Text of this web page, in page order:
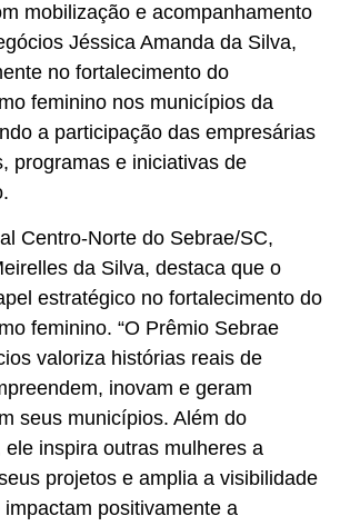
mobilização e acompanhamento
Jéssica Amanda da Silva,
no fortalecimento do
feminino nos municípios da
a participação das empresárias
programas e iniciativas de
Centro-Norte do Sebrae/SC,
da Silva, destaca que o
estratégico no fortalecimento do
feminino. “O Prêmio Sebrae
valoriza histórias reais de
inovam e geram
seus municípios. Além do
ele inspira outras mulheres a
projetos e amplia a visibilidade
positivamente a